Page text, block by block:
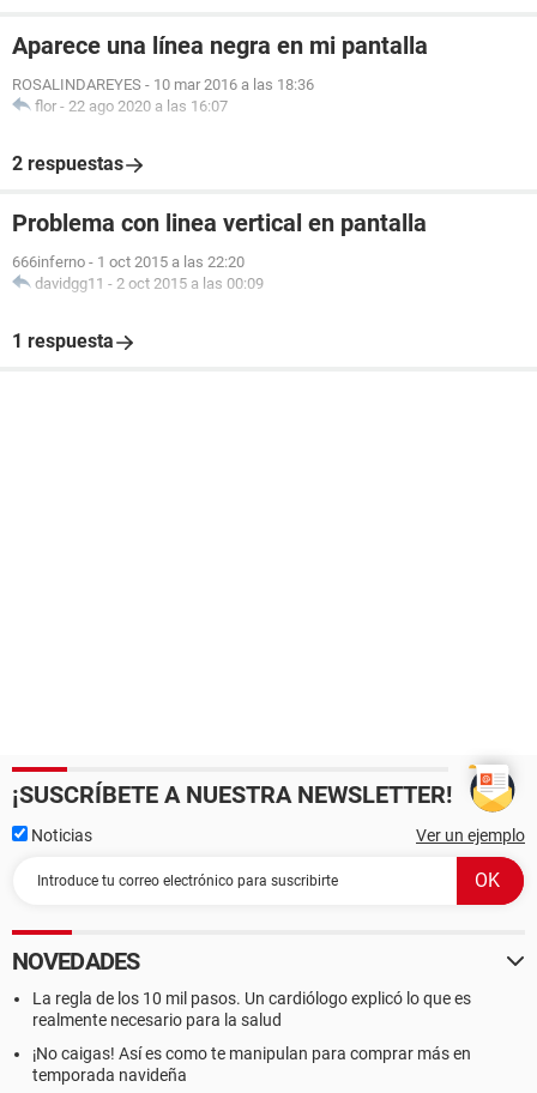
Aparece una línea negra en mi pantalla
ROSALINDAREYES - 10 mar 2016 a las 18:36
flor - 22 ago 2020 a las 16:07
2 respuestas
Problema con linea vertical en pantalla
666inferno - 1 oct 2015 a las 22:20
davidgg11 - 2 oct 2015 a las 00:09
1 respuesta
¡SUSCRÍBETE A NUESTRA NEWSLETTER!
Noticias Ver un ejemplo
NOVEDADES
La regla de los 10 mil pasos. Un cardiólogo explicó lo que es
realmente necesario para la salud
¡No caigas! Así es como te manipulan para comprar más en
temporada navideña